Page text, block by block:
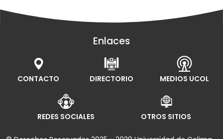
Enlaces
CONTACTO DIRECTORIO MEDIOS UCOL
REDES SOCIALES OTROS SITIOS